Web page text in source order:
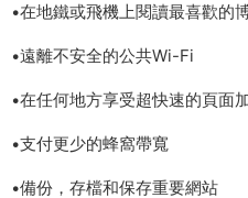
•在地鐵或飛機上閱讀最喜歡的
•遠離不安全的公共Wi-Fi
•在任何地方享受超快速的頁面
•支付更少的蜂窩帶寬
•備份，存檔和保存重要網站